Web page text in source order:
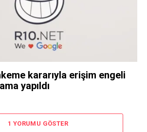
kararıyla erişim engeli
yapıldı
1 YORUMU GÖSTER